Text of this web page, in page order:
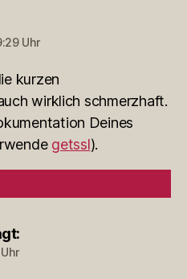
Uhr
kurzen
wirklich schmerzhaft.
Deines
getssl).